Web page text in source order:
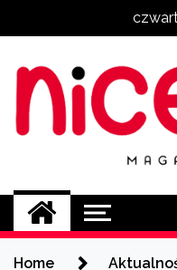
magazyn
Home